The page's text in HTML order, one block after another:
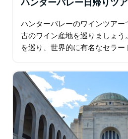
ハンターバレー日帰りツ
ハンターバレーのワインツアー
古のワイン産地を巡りましょう
を巡り、世界的に有名なセラー
飲に加え…